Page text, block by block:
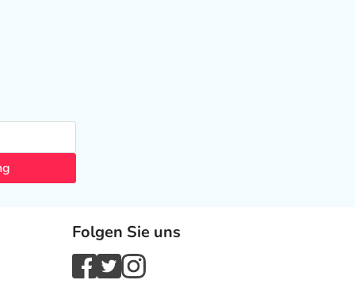
Folgen Sie uns